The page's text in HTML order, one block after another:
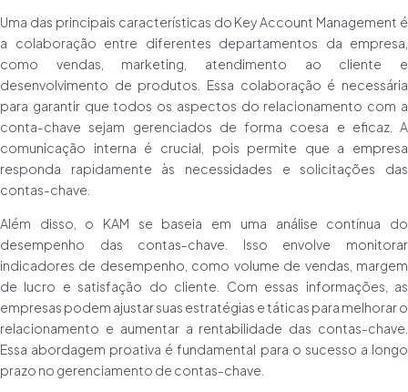
Uma das principais características do Key Account Management é
a colaboração entre diferentes departamentos da empresa,
como vendas, marketing, atendimento ao cliente e
desenvolvimento de produtos. Essa colaboração é necessária
para garantir que todos os aspectos do relacionamento com a
conta-chave sejam gerenciados de forma coesa e eficaz. A
comunicação interna é crucial, pois permite que a empresa
responda rapidamente às necessidades e solicitações das
contas-chave.
Além disso, o KAM se baseia em uma análise contínua do
desempenho das contas-chave. Isso envolve monitorar
indicadores de desempenho, como volume de vendas, margem
de lucro e satisfação do cliente. Com essas informações, as
empresas podem ajustar suas estratégias e táticas para melhorar o
relacionamento e aumentar a rentabilidade das contas-chave.
Essa abordagem proativa é fundamental para o sucesso a longo
prazo no gerenciamento de contas-chave.